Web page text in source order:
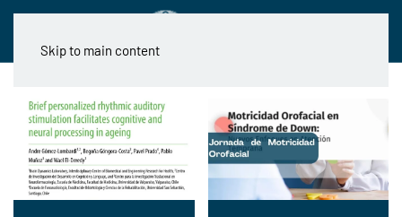
Skip to main content